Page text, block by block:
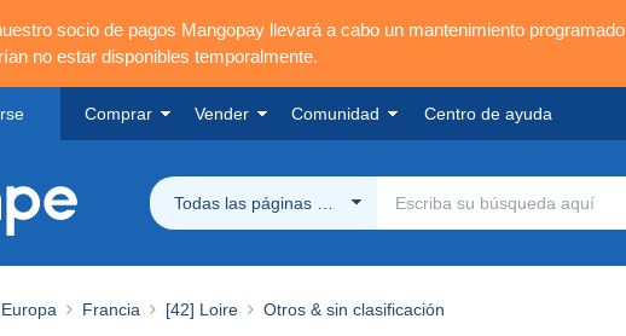
socio de pagos Mangopay llevará a cabo un mantenimiento programado
no estar disponibles temporalmente.
Comprar Vender Comunidad Centro de ayuda
Todas las páginas Delcampe
Europa Francia [42] Loire Otros & sin clasificación